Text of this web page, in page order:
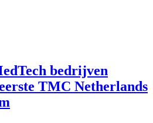
bedrijven
TMC Netherlands